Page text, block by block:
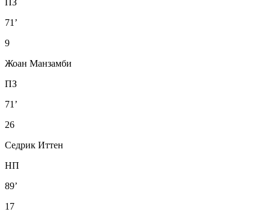
71’
9
Жоан Манзамби
ПЗ
71’
26
Седрик Иттен
НП
89’
17